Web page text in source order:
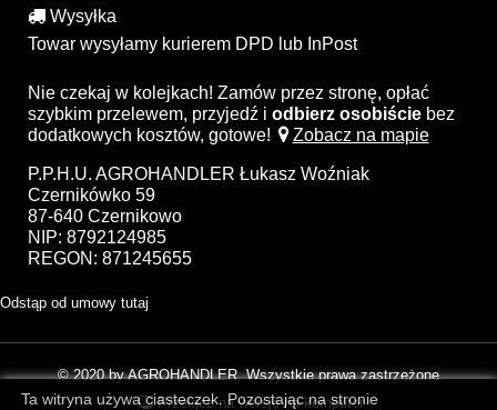
Ta witryna używa ciasteczek. Pozostając na stronie
Wysyłka
Towar wysyłamy kurierem DPD lub InPost
Nie czekaj w kolejkach! Zamów przez stronę, opłać
szybkim przelewem, przyjedź i odbierz osobiście bez
dodatkowych kosztów, gotowe!
Zobacz na mapie
P.P.H.U. AGROHANDLER Łukasz Woźniak
Czernikówko 59
87-640 Czernikowo
NIP: 8792124985
REGON: 871245655
Odstąp od umowy tutaj
© 2020 by AGROHANDLER. Wszystkie prawa zastrzeżone
Przełącz na wersję na komputer